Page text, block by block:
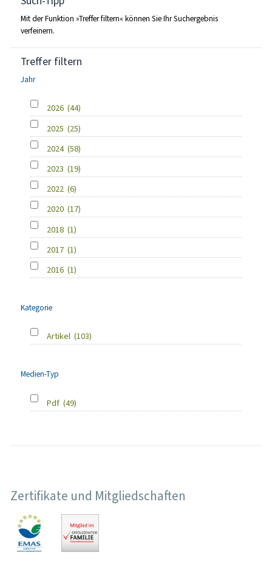
Mit der Funktion »Treffer filtern« können Sie Ihr Suchergebnis
verfeinern.
Treffer filtern
Jahr
2026 (44)
2025 (25)
2024 (58)
2023 (19)
2022 (6)
2020 (17)
2018 (1)
2017 (1)
2016 (1)
Kategorie
Artikel (103)
Medien-Typ
Pdf (49)
Zertifikate und Mitgliedschaften